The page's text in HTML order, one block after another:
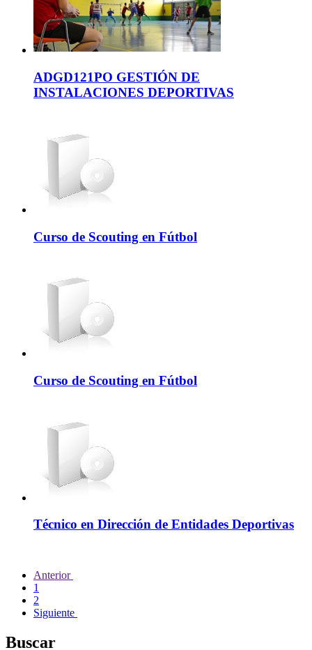
ADGD121PO GESTIÓN DE
INSTALACIONES DEPORTIVAS
Curso de Scouting en Fútbol
Curso de Scouting en Fútbol
Técnico en Dirección de Entidades Deportivas
Anterior
1
2
Siguiente
Buscar